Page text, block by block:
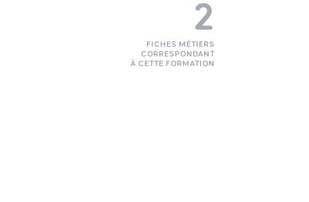
2
FICHES MÉTIERS
CORRESPONDANT
À CETTE FORMATION